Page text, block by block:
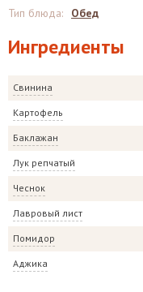
Ингредиенты
Свинина
Картофель
Баклажан
Лук репчатый
Чеснок
Лавровый лист
Помидор
Аджика
Тип блюда: Обед